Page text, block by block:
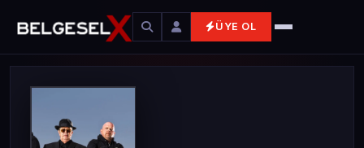
ÜYE OL